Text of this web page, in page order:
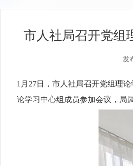
市人社局召开党组
发
1月27日，市人社局召开党组理
论学习中心组成员参加会议，局